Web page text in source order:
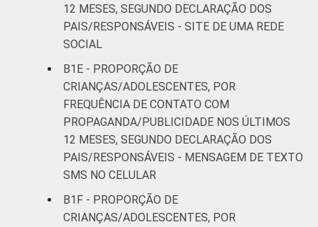
12 MESES, SEGUNDO DECLARAÇÃO DOS
PAIS/RESPONSÁVEIS - SITE DE UMA REDE
SOCIAL
B1E - PROPORÇÃO DE
CRIANÇAS/ADOLESCENTES, POR
FREQUÊNCIA DE CONTATO COM
PROPAGANDA/PUBLICIDADE NOS ÚLTIMOS
12 MESES, SEGUNDO DECLARAÇÃO DOS
PAIS/RESPONSÁVEIS - MENSAGEM DE TEXTO
SMS NO CELULAR
B1F - PROPORÇÃO DE
CRIANÇAS/ADOLESCENTES, POR